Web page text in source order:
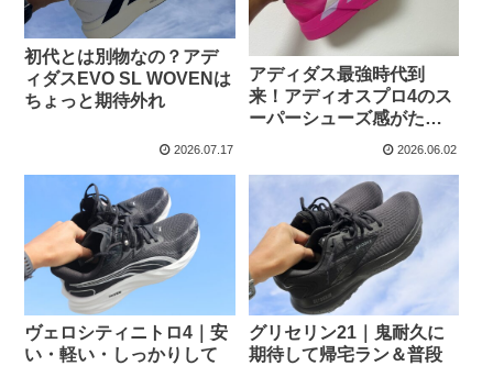
初代とは別物なの？アデ
ィダスEVO SL WOVENは
ちょっと期待外れ
2026.07.17
アディダス最強時代到
来！アディオスプロ4のス
ーパーシューズ感がたま
2026.06.02
ヴェロシティニトロ4｜安
い・軽い・しっかりして
グリセリン21｜鬼耐久に
期待して帰宅ラン＆普段